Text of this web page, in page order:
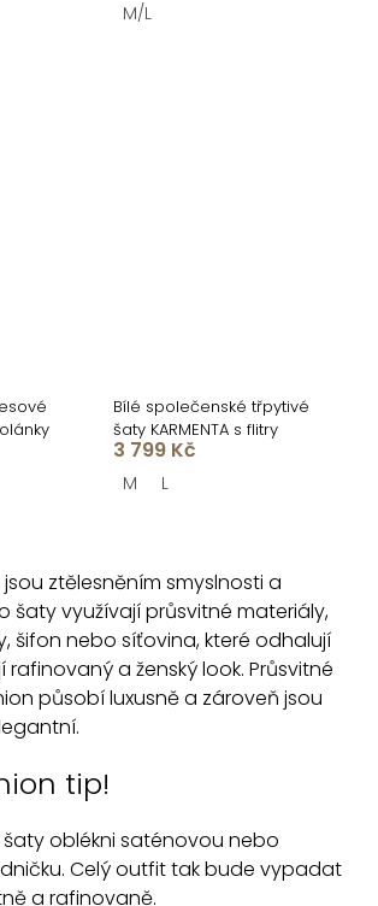
M/L
Bílé společenské třpytivé
šaty KARMENTA s flitry
3 799 Kč
M L
l
á
d
a
p
v
k
ztělesněním smyslnosti a
šaty využívají průsvitné materiály,
šifon nebo síťovina, které odhalují
rafinovaný a ženský look. Průsvitné
působí luxusně a zároveň jsou
tip!
oblékni saténovou nebo
Celý outfit tak bude vypadat
a rafinovaně.